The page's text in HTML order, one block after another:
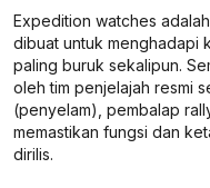
Expedition watches
dibuat untuk menghadapi
paling buruk sekalipun.
oleh tim penjelajah resmi
(penyelam), pembalap
memastikan fungsi dan
dirilis.